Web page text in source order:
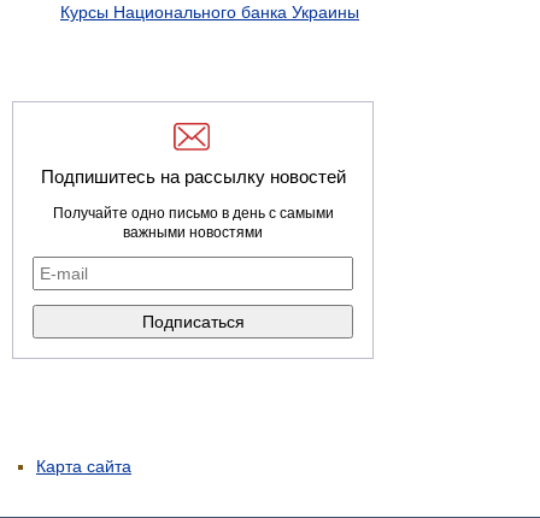
Курсы Национального банка Украины
Подпишитесь на рассылку новостей
Получайте одно письмо в день с самыми
важными новостями
Карта сайта